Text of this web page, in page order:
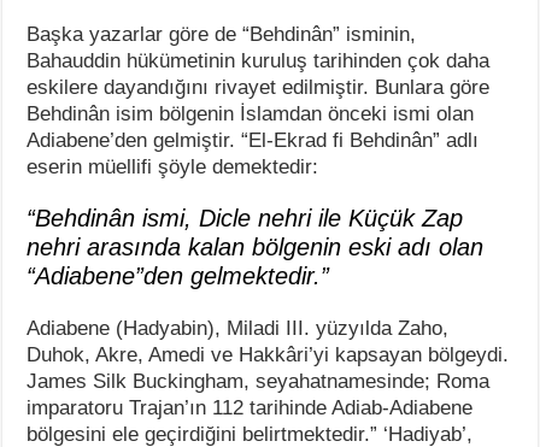
Başka yazarlar göre de “Behdinân” isminin,
Bahauddin hükümetinin kuruluş tarihinden çok daha
eskilere dayandığını rivayet edilmiştir. Bunlara göre
Behdinân isim bölgenin İslamdan önceki ismi olan
Adiabene’den gelmiştir. “El-Ekrad fi Behdinân” adlı
eserin müellifi şöyle demektedir:
“Behdinân ismi, Dicle nehri ile Küçük Zap
nehri arasında kalan bölgenin eski adı olan
“Adiabene”den gelmektedir.”
Adiabene (Hadyabin), Miladi III. yüzyılda Zaho,
Duhok, Akre, Amedi ve Hakkâri’yi kapsayan bölgeydi.
James Silk Buckingham, seyahatnamesinde; Roma
imparatoru Trajan’ın 112 tarihinde Adiab-Adiabene
bölgesini ele geçirdiğini belirtmektedir.” ‘Hadiyab’,